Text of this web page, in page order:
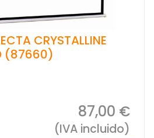
CRYSTALLINE
(87660)
87,00 €
(IVA incluido)